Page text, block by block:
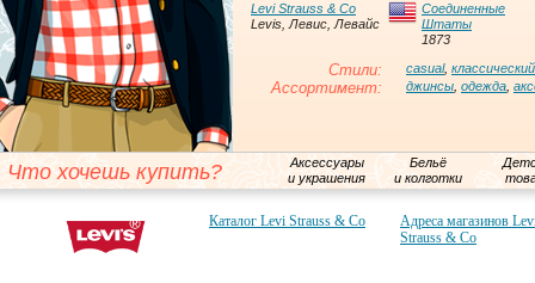
Levi Strauss & Co
Levis, Левис, Левайс
Соединенные
Штаты
1873
Стили: casual, классический
Ассортимент: джинсы одежда
Что хочешь купить?
Аксессуары
и украшения
Бельё
и колготки
Каталог Levi Strauss & Co
Адреса магазинов
Strauss & Co